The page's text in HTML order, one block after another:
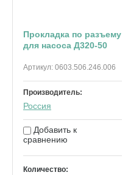
Прокладка по разъему
для насоса Д320-50
Артикул: 0603.506.246.006
Производитель:
Россия
Добавить к
сравнению
Количество: